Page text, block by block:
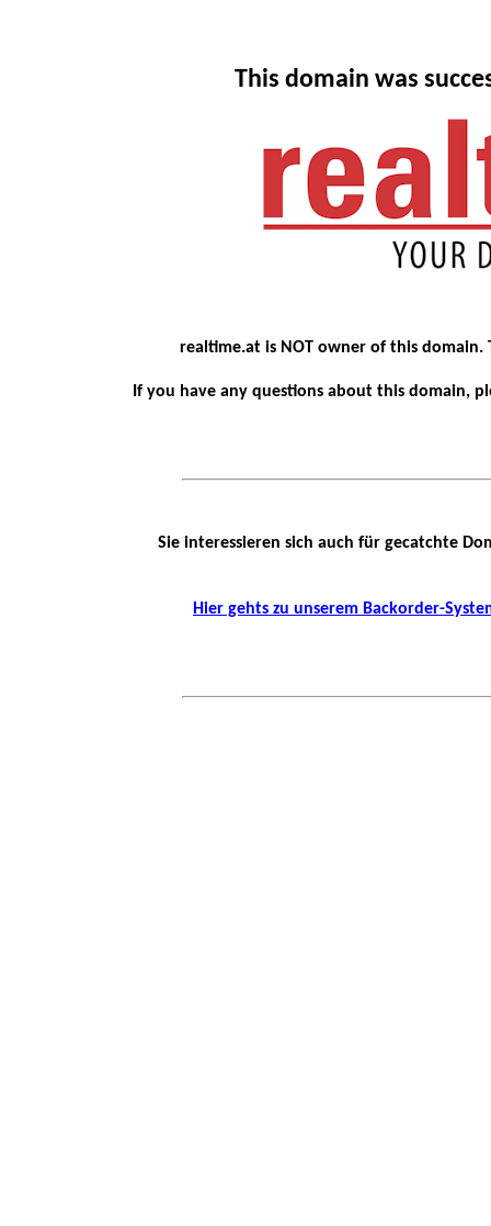
This domain was
realtime.at is NOT owner of this
If you have any questions about this domain,
Sie interessieren sich auch für gecatchte
Hier gehts zu unserem Backorder-